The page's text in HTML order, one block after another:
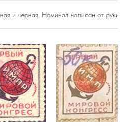
и черная. Номинал написан от руки.